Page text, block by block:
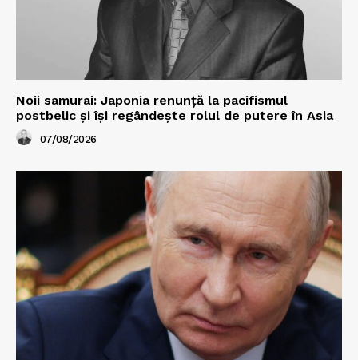
Noii samurai: Japonia renunță la pacifismul
postbelic și își regândește rolul de putere în Asia
07/08/2026